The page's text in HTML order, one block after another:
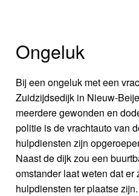
Ongeluk
Bij een ongeluk met een
Zuidzijdsedijk in Nieuw-
meerdere gewonden en
politie is de vrachtauto van
hulpdiensten zijn
Naast de dijk zou een
omstander laat weten dat er
hulpdiensten ter plaatse